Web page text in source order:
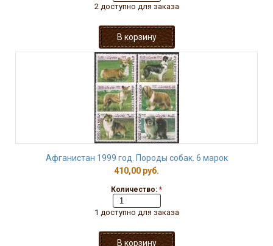
2 доступно для заказа
Афганистан 1999 год. Породы собак. 6 марок
410,00 руб.
Количество: *
1 доступно для заказа